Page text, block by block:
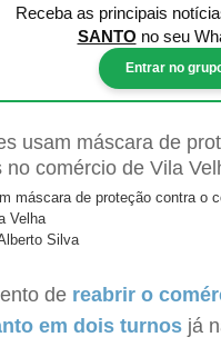
Receba as principais
SANTO no seu
Entrar no
máscara de proteção contra o
Velha
Silva
de reabrir o
em dois turnos já